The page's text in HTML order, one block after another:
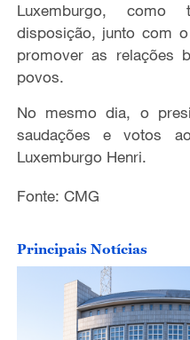
Luxemburgo, como
disposição, junto com
promover as relações
povos.
No mesmo dia, o
saudações e votos
Luxemburgo Henri.
Fonte: CMG
Principais Notícias